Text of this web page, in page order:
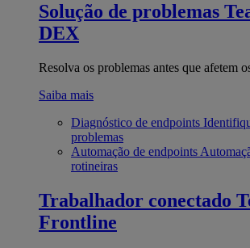
Solução de problemas
DEX
Resolva os problemas antes que afetem
Saiba mais
Diagnóstico de endpoints
problemas
Automação de endpoints
rotineiras
Trabalhador conectado
Frontline